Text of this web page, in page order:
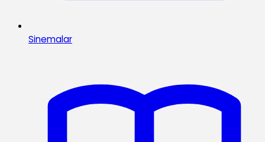
Sinemalar